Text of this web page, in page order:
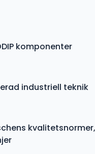
komponenter
industriell teknik